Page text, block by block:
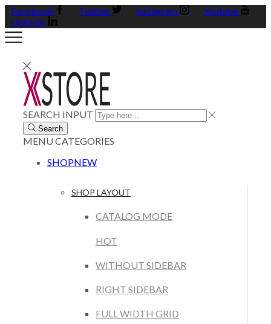
Facebook Twitter Instagram
Youtube
Linkedin
SEARCH INPUT
Search
MENUCATEGORIES
SHOPNEW
SHOP LAYOUT
CATALOG MODE
HOT
WITHOUT SIDEBAR
RIGHT SIDEBAR
FULL WIDTH GRID